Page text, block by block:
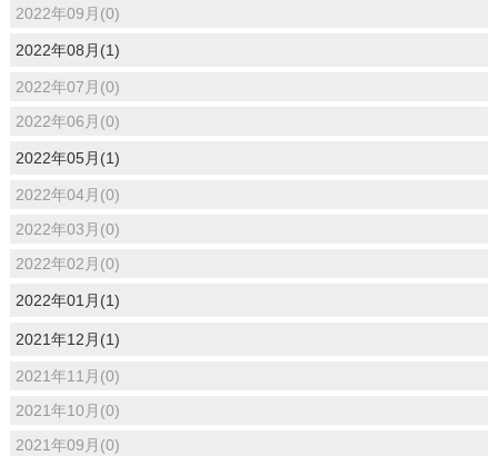
2022年09月(0)
2022年08月(1)
2022年07月(0)
2022年06月(0)
2022年05月(1)
2022年04月(0)
2022年03月(0)
2022年02月(0)
2022年01月(1)
2021年12月(1)
2021年11月(0)
2021年10月(0)
2021年09月(0)